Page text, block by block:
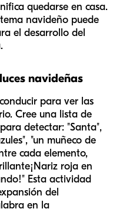
quedarse en casa.
navideño puede
el desarrollo del
navideñas
para ver las
Cree una lista de
detectar: "Santa",
"un muñeco de
cada elemento,
¡Nariz roja en
!" Esta actividad
del
en la